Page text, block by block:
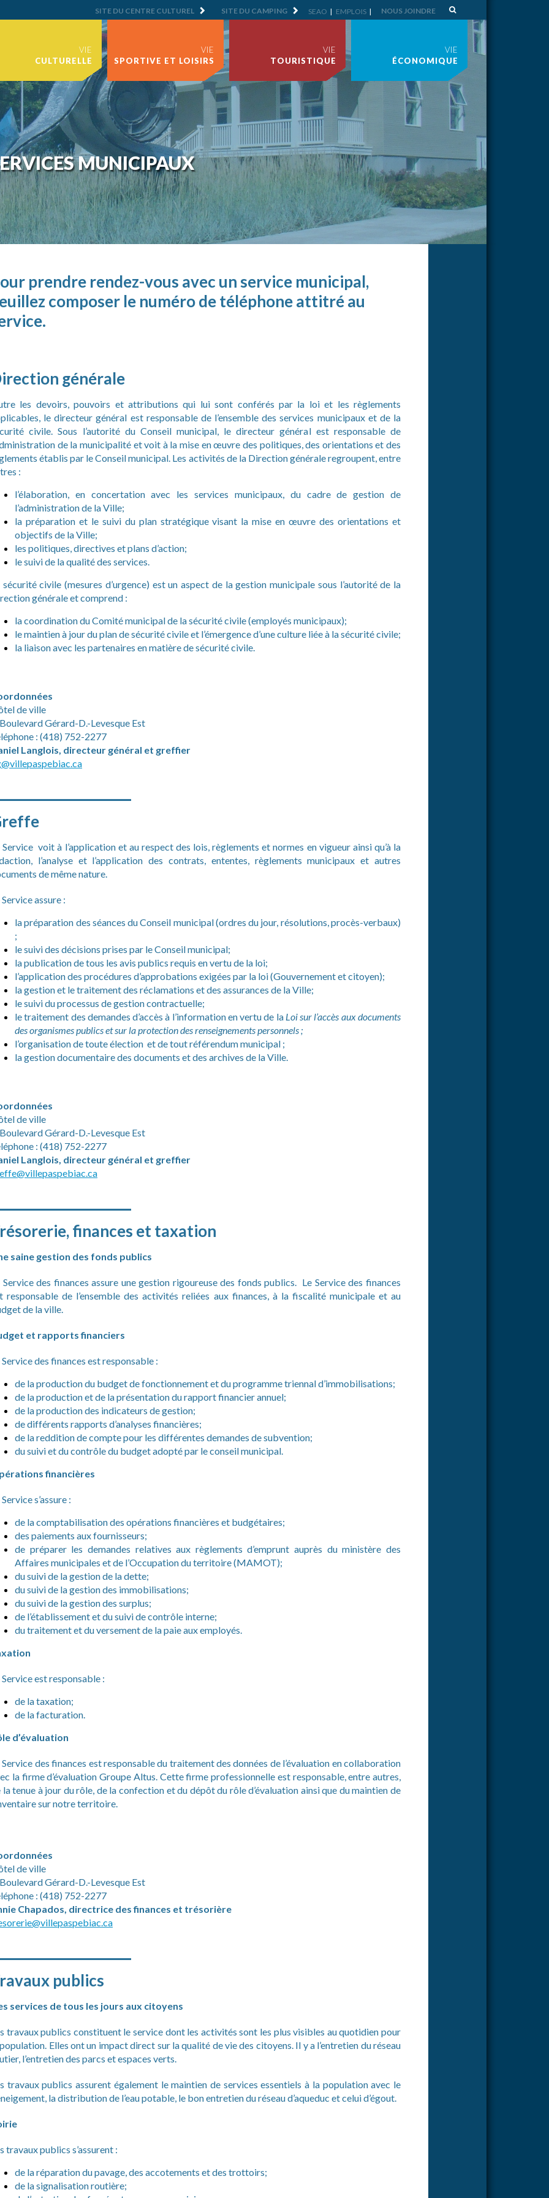
SITE DU CENTRE CULTUREL SITE DU CAMPING SEAO EMPLOIS NOUS JOINDRE
VIE
CULTURELLE
VIE
SPORTIVE ET LOISIRS
VIE
TOURISTIQUE
VIE
ÉCONOMIQUE
MUNICIPAUX
prendre rendez-vous avec un service municipal,
composer le numéro de téléphone attitré au
générale
les devoirs, pouvoirs et attributions qui lui sont conférés par la loi et les règlements
le directeur général est responsable de l’ensemble des services municipaux et de la
civile. Sous l’autorité du Conseil municipal, le directeur général est responsable de
de la municipalité et voit à la mise en œuvre des politiques, des orientations et des
établis par le Conseil municipal. Les activités de la Direction générale regroupent, entre
:
l’élaboration, en concertation avec les services municipaux, du cadre de gestion de
l’administration de la Ville;
la préparation et le suivi du plan stratégique visant la mise en œuvre des orientations et
objectifs de la Ville;
les politiques, directives et plans d’action;
le suivi de la qualité des services.
sécurité civile (mesures d’urgence) est un aspect de la gestion municipale sous l’autorité de la
générale et comprend :
la coordination du Comité municipal de la sécurité civile (employés municipaux);
le maintien à jour du plan de sécurité civile et l’émergence d’une culture liée à la sécurité civile;
la liaison avec les partenaires en matière de sécurité civile.
de ville
Gérard-D.-Levesque Est
: (418) 752-2277
Langlois, directeur général et greffier
Service voit à l’application et au respect des lois, règlements et normes en vigueur ainsi qu’à la
l’analyse et l’application des contrats, ententes, règlements municipaux et autres
de même nature.
Service assure :
la préparation des séances du Conseil municipal (ordres du jour, résolutions, procès-verbaux)
;
le suivi des décisions prises par le Conseil municipal;
la publication de tous les avis publics requis en vertu de la loi;
l’application des procédures d’approbations exigées par la loi (Gouvernement et citoyen);
la gestion et le traitement des réclamations et des assurances de la Ville;
le suivi du processus de gestion contractuelle;
le traitement des demandes d’accès à l’information en vertu de la Loi sur l’accès aux documents
des organismes publics et sur la protection des renseignements personnels ;
l’organisation de toute élection et de tout référendum municipal ;
la gestion documentaire des documents et des archives de la Ville.
de ville
Gérard-D.-Levesque Est
: (418) 752-2277
Langlois, directeur général et greffier
finances et taxation
saine gestion des fonds publics
Service des finances assure une gestion rigoureuse des fonds publics. Le Service des finances
responsable de l’ensemble des activités reliées aux finances, à la fiscalité municipale et au
de la ville.
et rapports financiers
Service des finances est responsable :
de la production du budget de fonctionnement et du programme triennal d’immobilisations;
de la production et de la présentation du rapport financier annuel;
de la production des indicateurs de gestion;
de différents rapports d’analyses financières;
de la reddition de compte pour les différentes demandes de subvention;
du suivi et du contrôle du budget adopté par le conseil municipal.
financières
Service s’assure :
de la comptabilisation des opérations financières et budgétaires;
des paiements aux fournisseurs;
de préparer les demandes relatives aux règlements d’emprunt auprès du ministère des
Affaires municipales et de l’Occupation du territoire (MAMOT);
du suivi de la gestion de la dette;
du suivi de la gestion des immobilisations;
du suivi de la gestion des surplus;
de l’établissement et du suivi de contrôle interne;
du traitement et du versement de la paie aux employés.
Service est responsable :
de la taxation;
de la facturation.
d’évaluation
Service des finances est responsable du traitement des données de l’évaluation en collaboration
la firme d’évaluation Groupe Altus. Cette firme professionnelle est responsable, entre autres,
la tenue à jour du rôle, de la confection et du dépôt du rôle d’évaluation ainsi que du maintien de
sur notre territoire.
de ville
Gérard-D.-Levesque Est
: (418) 752-2277
Chapados, directrice des finances et trésorière
publics
services de tous les jours aux citoyens
travaux publics constituent le service dont les activités sont les plus visibles au quotidien pour
Elles ont un impact direct sur la qualité de vie des citoyens. Il y a l’entretien du réseau
l’entretien des parcs et espaces verts.
travaux publics assurent également le maintien de services essentiels à la population avec le
la distribution de l’eau potable, le bon entretien du réseau d’aqueduc et celui d’égout.
travaux publics s’assurent :
de la réparation du pavage, des accotements et des trottoirs;
de la signalisation routière;